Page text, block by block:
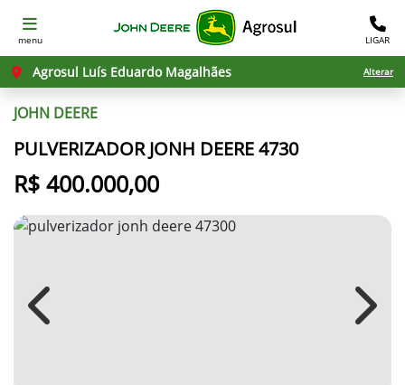
menu LIGAR
Agrosul Luís Eduardo Magalhães Alterar
JOHN DEERE
PULVERIZADOR JONH DEERE 4730
R$ 400.000,00
Previous Next